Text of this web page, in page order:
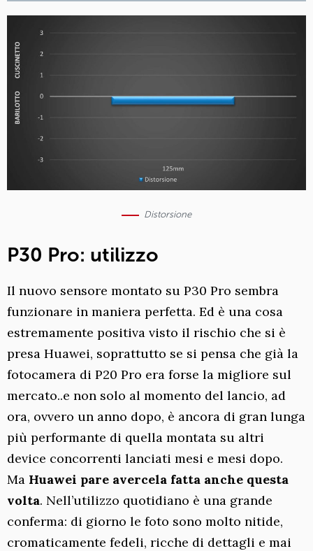
Distorsione
P30 Pro: utilizzo
Il nuovo sensore montato su P30 Pro sembra
funzionare in maniera perfetta. Ed è una cosa
estremamente positiva visto il rischio che si è
presa Huawei, soprattutto se si pensa che già la
fotocamera di P20 Pro era forse la migliore sul
mercato..e non solo al momento del lancio, ad
ora, ovvero un anno dopo, è ancora di gran lunga
più performante di quella montata su altri
device concorrenti lanciati mesi e mesi dopo.
Ma Huawei pare avercela fatta anche questa
volta. Nell’utilizzo quotidiano è una grande
conferma: di giorno le foto sono molto nitide,
cromaticamente fedeli, ricche di dettagli e mai